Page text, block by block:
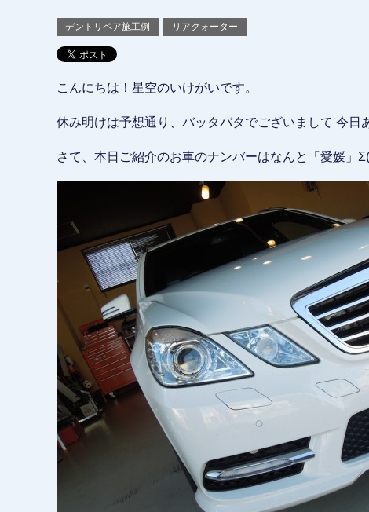
デントリペア施工例 リアクォーター
こんにちは！星空のいけがいです。
休み明けは予想通り、バッタバタでございまして 今
さて、本日ご紹介のお車のナンバーはなんと「愛媛」